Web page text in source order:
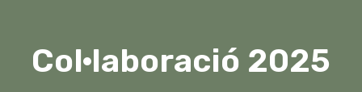
Col·laboració 2025